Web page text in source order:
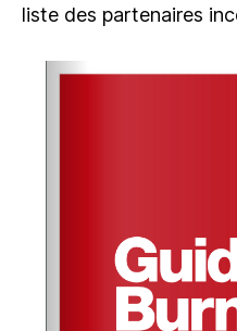
liste des partenaires